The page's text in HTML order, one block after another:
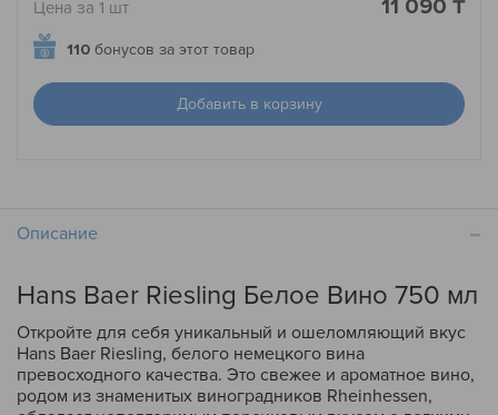
Цена за 1 шт 11 090 ₸
110 бонусов за этот товар
Добавить в корзину
Описание
Hans Baer Riesling Белое Вино 750 мл
Откройте для себя уникальный и ошеломляющий вкус
Hans Baer Riesling, белого немецкого вина
превосходного качества. Это свежее и ароматное вино,
родом из знаменитых виноградников Rheinhessen,